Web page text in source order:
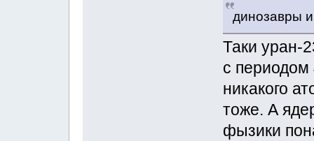
динозавры
Таки уран-
с
никакого
тоже. А
фызики